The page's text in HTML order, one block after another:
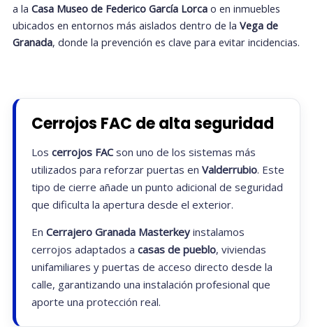
a la Casa Museo de Federico García Lorcao en inmuebles
ubicados en entornos más aislados dentro de la Vega de
Granada, donde la prevención es clave para evitar incidencias.
Cerrojos FAC de alta seguridad
Los cerrojos FACson uno de los sistemas más
utilizados para reforzar puertas en Valderrubio. Este
tipo de cierre añade un punto adicional de seguridad
que dificulta la apertura desde el exterior.
En Cerrajero Granada Masterkeyinstalamos
cerrojos adaptados a casas de pueblo, viviendas
unifamiliares y puertas de acceso directo desde la
calle, garantizando una instalación profesional que
aporte una protección real.